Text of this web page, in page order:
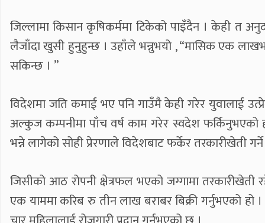
जिल्लामा किसान कृषिकर्ममा टिकेको पाइँदैन । केही त
लैजाँदा खुसी हुनुहुन्छ । उहाँले भन्नुभयो , “मासिक एक
सकिन्छ । ”
विदेशमा जति कमाई भए पनि गाउँमै केही गरेर युवालाई
अल्कुज कम्पनीमा पाँच वर्ष काम गरेर स्वदेश फर्किनुभएको
भन्ने लागेको सोही प्रेरणाले विदेशबाट फर्केर तरकारीखेती
जिसीको आठ रोपनी क्षेत्रफल भएको जग्गामा तरकारीखेती
एक याममा करिब रु तीन लाख बराबर बिक्री गर्नुभएको